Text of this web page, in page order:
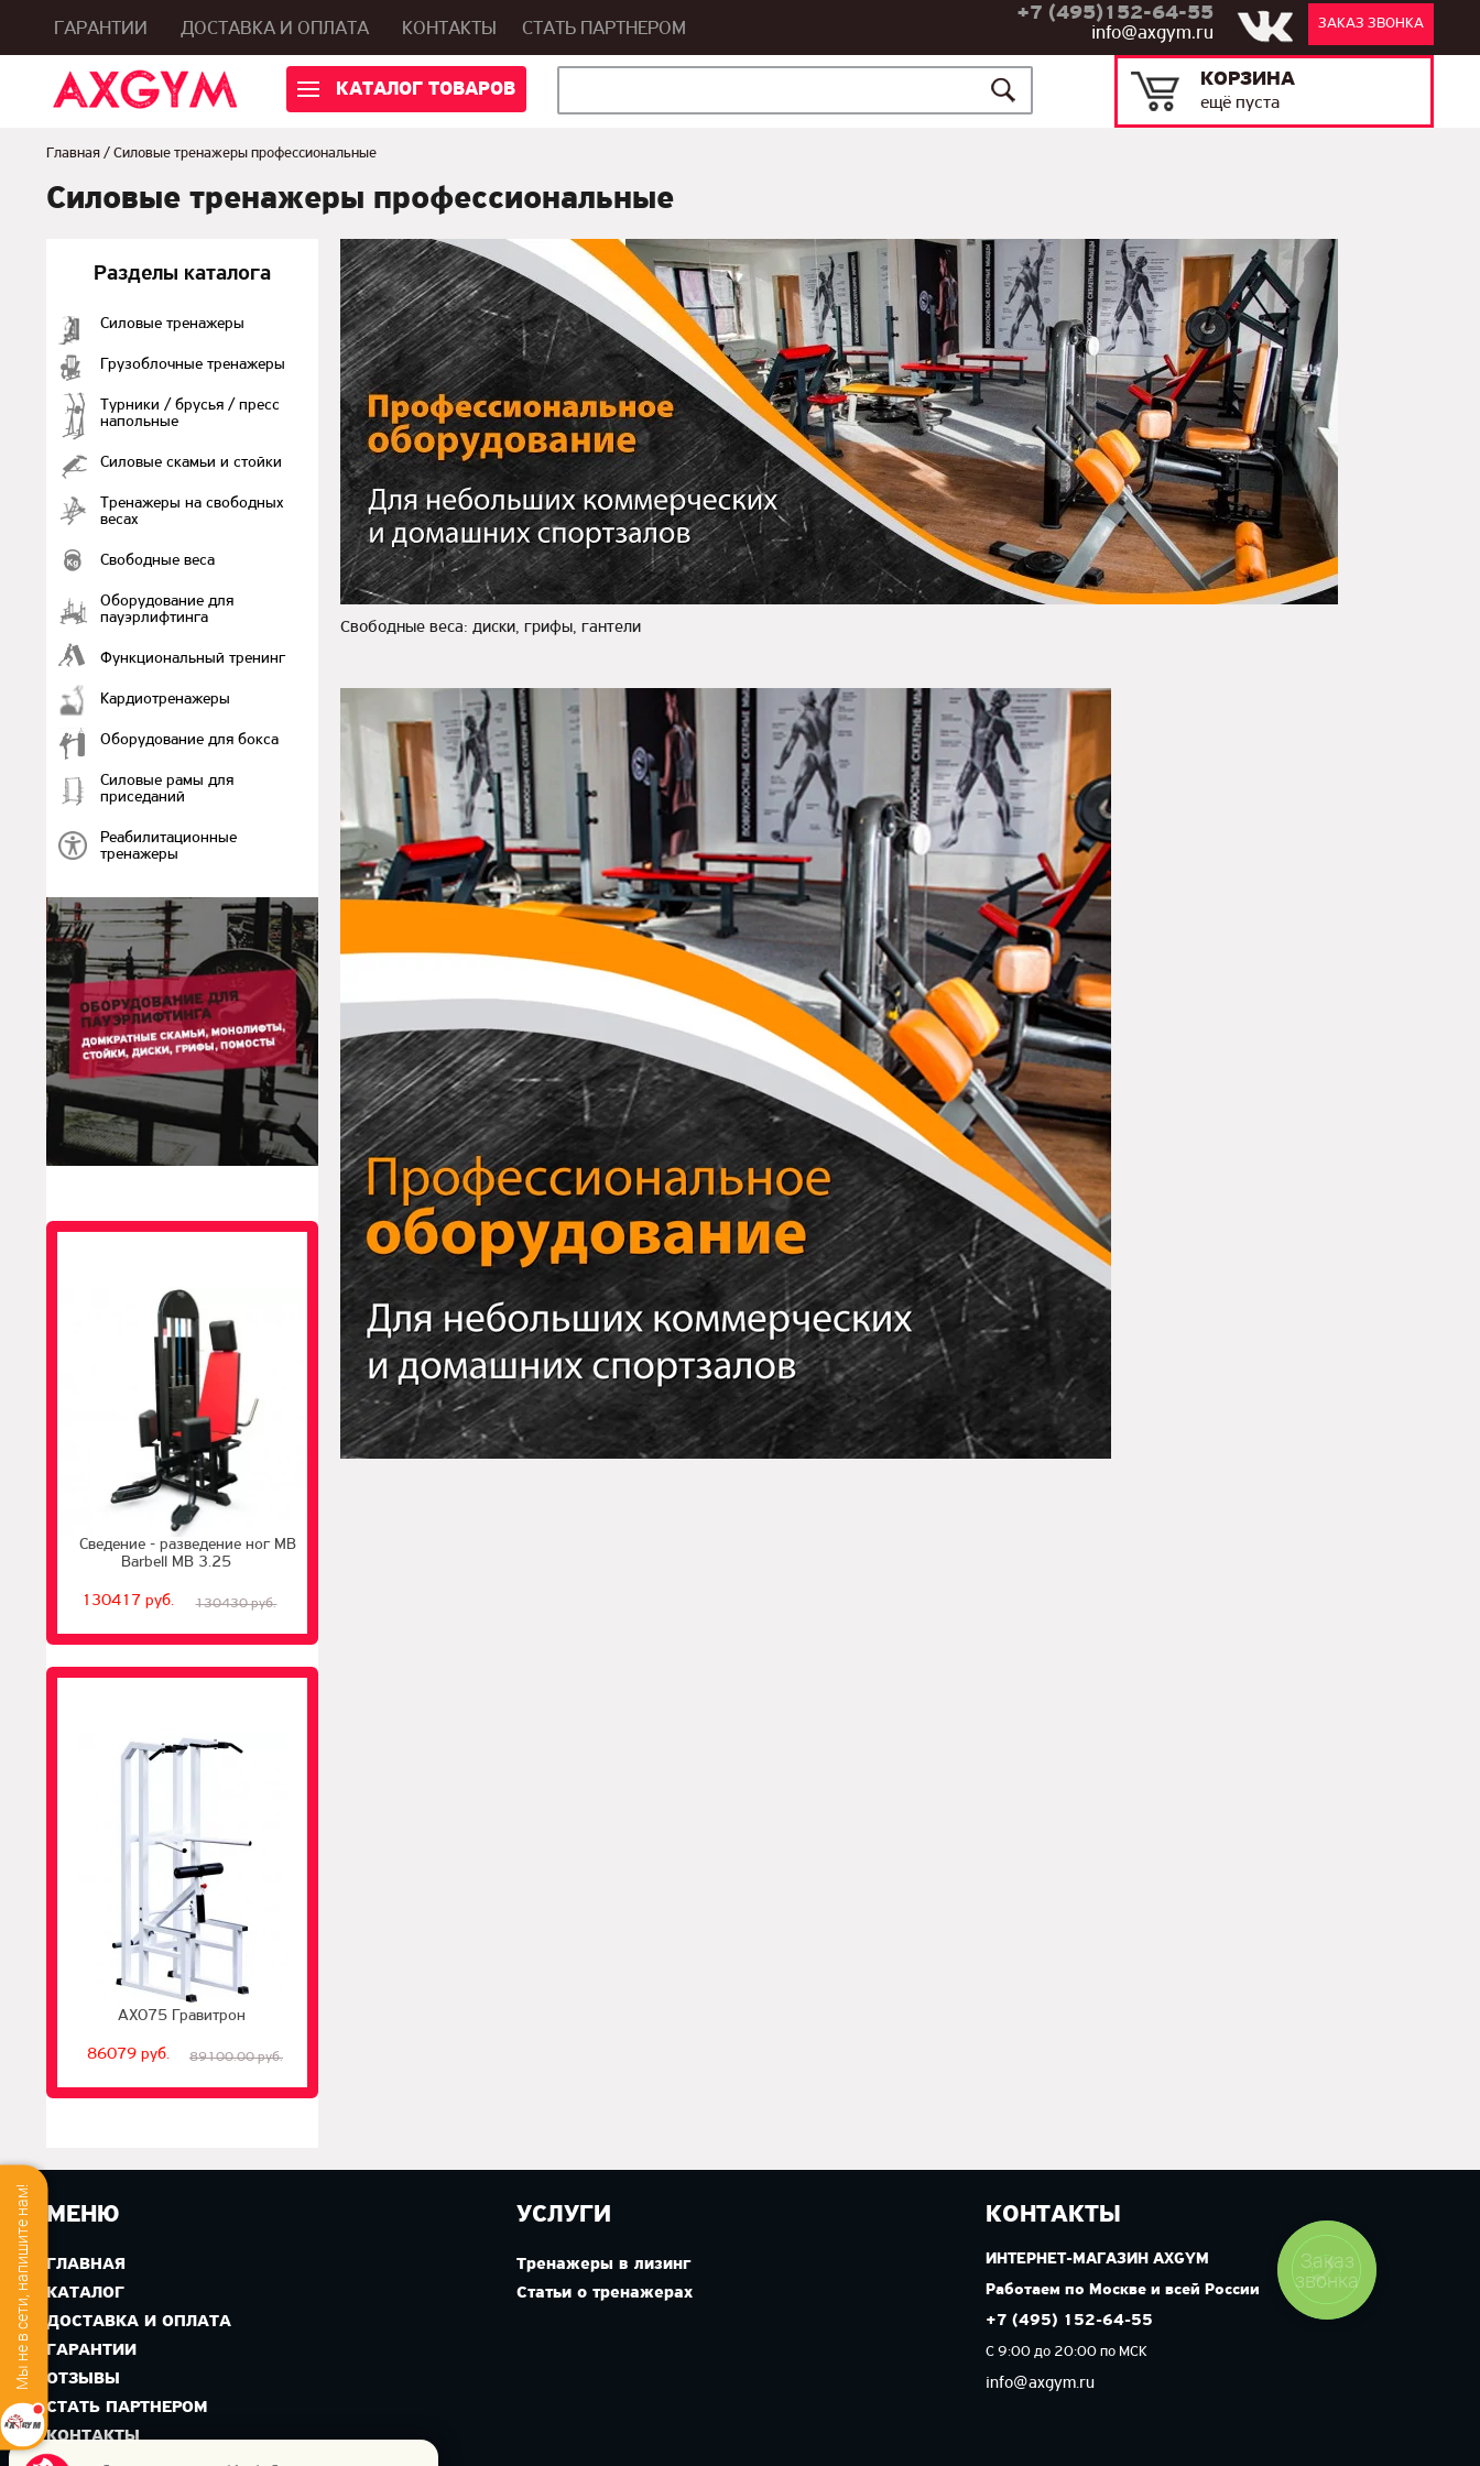
ГАРАНТИИ ДОСТАВКА И ОПЛАТА КОНТАКТЫ СТАТЬ ПАРТНЕРОМ ЗАКАЗ ЗВОНКА
+7 (495)152-64-55
info@axgym.ru
КАТАЛОГ ТОВАРОВ КОРЗИНА
ещё пуста
Главная / Силовые тренажеры профессиональные
Силовые тренажеры профессиональные
Разделы каталога
Cиловые тренажеры
Грузоблочные тренажеры
Турники / брусья / пресс
напольные
Силовые скамьи и стойки
Тренажеры на свободных
весах
Свободные веса
Оборудование для
пауэрлифтинга
Функциональный тренинг
Кардиотренажеры
Оборудование для бокса
Силовые рамы для
приседаний
Реабилитационные
тренажеры
Сведение - разведение ног MB
Barbell MB 3.25
130417 руб. 130430 руб.
AX075 Гравитрон
86079 руб. 89100.00 руб.
Свободные веса: диски, грифы, гантели
МЕНЮ
ГЛАВНАЯ
КАТАЛОГ
ДОСТАВКА И ОПЛАТА
ГАРАНТИИ
ОТЗЫВЫ
СТАТЬ ПАРТНЕРОМ
КОНТАКТЫ
УСЛУГИ
Тренажеры в лизинг
Статьи о тренажерах
КОНТАКТЫ
ИНТЕРНЕТ-МАГАЗИН AXGYM
Работаем по Москве и всей России
+7 (495) 152-64-55
С 9:00 до 20:00 по МСК
info@axgym.ru
Заказ
звонка
Мы не в сети, напишите нам!